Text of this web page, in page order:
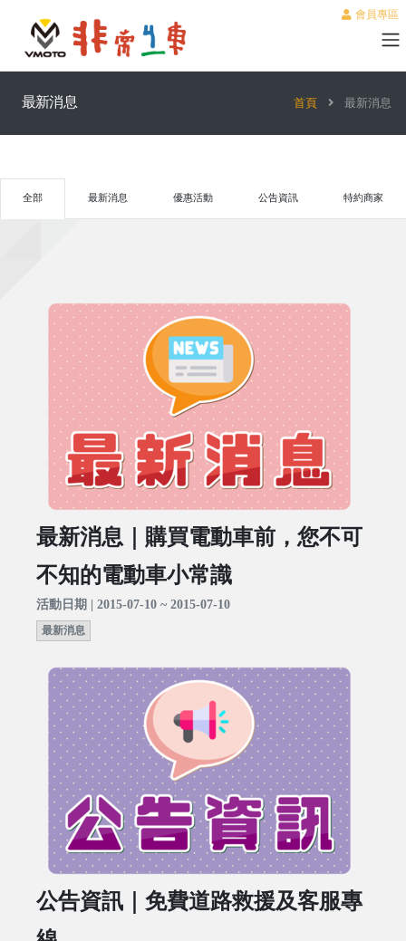
會員專區
最新消息 首頁 最新消息
全部 最新消息 優惠活動 公告資訊 特約商家
最新消息｜購買電動車前，您不可
不知的電動車小常識
活動日期 | 2015-07-10 ~ 2015-07-10
最新消息
公告資訊｜免費道路救援及客服專